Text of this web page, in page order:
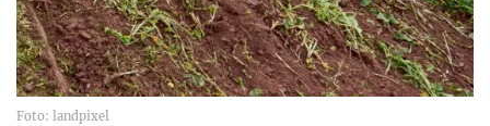
Foto: landpixel